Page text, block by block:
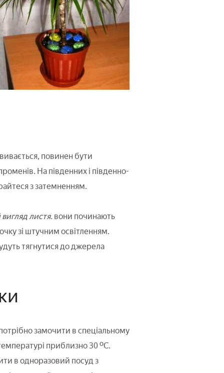
повинен бути
На південних і південно-
з затемненням.
листя. вони починають
зі штучним освітленням.
тягнутися до джерела
замочити в спеціальному
приблизно 30 ºC.
в одноразовий посуд з